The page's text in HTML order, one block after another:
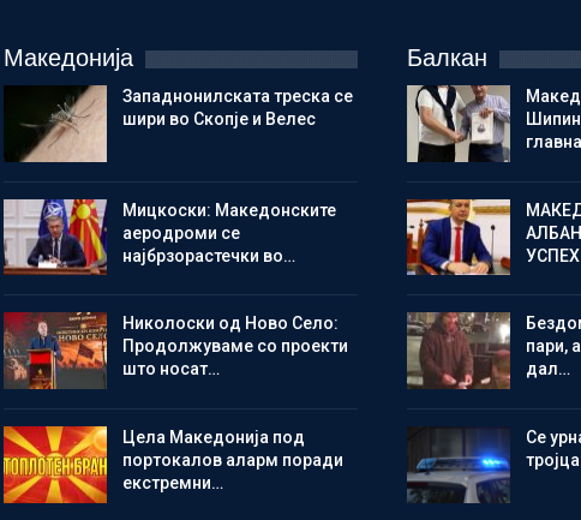
Македонија
Западнонилската треска се
шири во Скопје и Велес
Мицкоски: Македонските
аеродроми се
најбрзорастечки во…
Николоски од Ново Село:
Продолжуваме со проекти
што носат…
Цела Македонија под
портокалов аларм поради
екстремни…
Балкан
пари,
дал…
Се